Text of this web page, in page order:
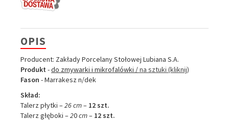
OPIS
Producent: Zakłady Porcelany Stołowej Lubiana S.A.
Produkt -do zmywarki i mikrofalówki /na sztuki (kliknij)
Fason - Marrakesz n/dek
Skład:
Talerz płytki –26 cm– 12 szt.
Talerz głęboki –20cm– 12 szt.